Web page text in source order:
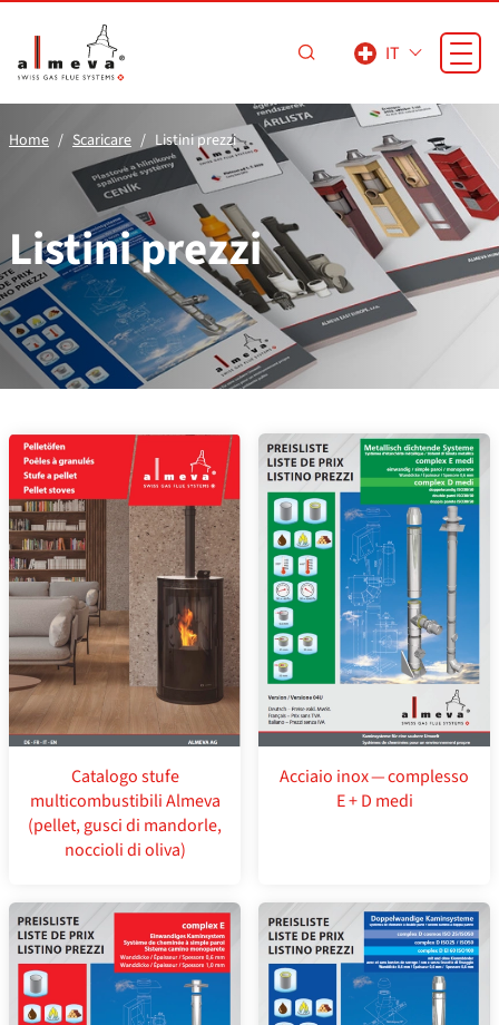
IT
Home Scaricare Listini prezzi
Listini prezzi
Catalogo stufe
multicombustibili Almeva
(pellet, gusci di mandorle,
noccioli di oliva)
Acciaio inox — complesso
E + D medi